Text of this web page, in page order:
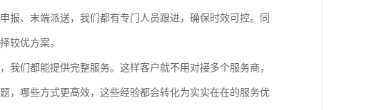
报、末端派送，我们都有专门人员跟进，确保时效可控。同
较优方案。
们都能提供完整服务。这样客户就不用对接多个服务商，
，哪些方式更高效，这些经验都会转化为实实在在的服务优